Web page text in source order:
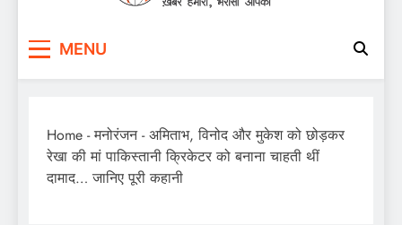
MENU
Home -मनोरंजन-अमिताभ, विनोद और मुकेश को छोड़कर
रेखा की मां पाकिस्तानी क्रिकेटर को बनाना चाहती थीं
दामाद… जानिए पूरी कहानी